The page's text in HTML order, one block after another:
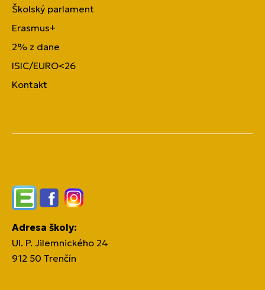
Školský parlament
Erasmus+
2% z dane
ISIC/EURO<26
Kontakt
EdupageFacebookInstagram
Adresa školy:
Ul. P. Jilemnického 24
912 50 Trenčín